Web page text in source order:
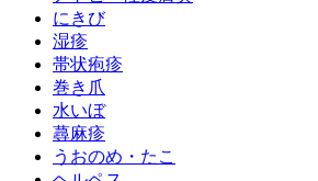
にきび
湿疹
帯状疱疹
巻き爪
水いぼ
蕁麻疹
うおのめ・たこ